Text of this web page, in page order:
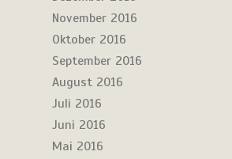
November 2016
Oktober 2016
September 2016
August 2016
Juli 2016
Juni 2016
Mai 2016